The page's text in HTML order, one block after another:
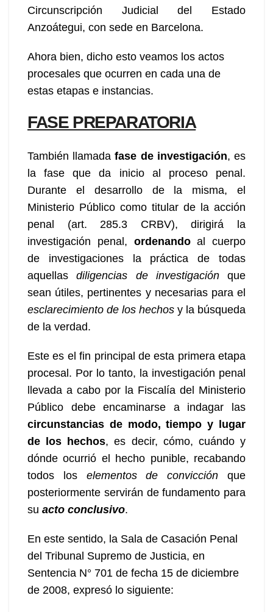
Circunscripción Judicial del Estado
Anzoátegui, con sede en Barcelona.
Ahora bien, dicho esto veamos los actos
procesales que ocurren en cada una de
estas etapas e instancias.
FASE PREPARATORIA
También llamadafase de investigación, es
la fase que da inicio al proceso penal.
Durante el desarrollo de la misma, el
Ministerio Público como titular de la acción
penal (art. 285.3 CRBV), dirigirá la
investigación penal, ordenandoal cuerpo
de investigaciones la práctica de todas
aquellasdiligencias de investigaciónque
sean útiles, pertinentes y necesarias para el
esclarecimiento de los hechos y la búsqueda
de la verdad.
Este es el fin principal de esta primera etapa
procesal. Por lo tanto, la investigación penal
llevada a cabo por la Fiscalía del Ministerio
Público debe encaminarse a indagar las
circunstancias de modo, tiempo y lugar
de los hechos, es decir, cómo, cuándo y
dónde ocurrió el hecho punible, recabando
todos los elementos de convicción que
posteriormente servirán de fundamento para
su acto conclusivo.
En este sentido, la Sala de Casación Penal
del Tribunal Supremo de Justicia, en
Sentencia N° 701 de fecha 15 de diciembre
de 2008, expresó lo siguiente: